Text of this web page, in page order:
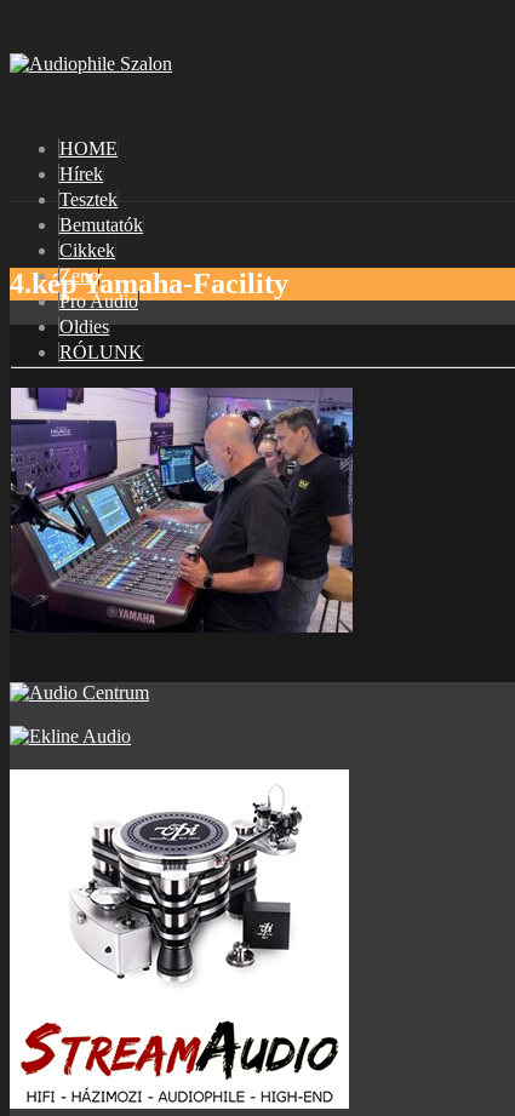
HOME
Hírek
Tesztek
Bemutatók
Cikkek
Zene
Pro Audio
Oldies
RÓLUNK
4.kép Yamaha-Facility